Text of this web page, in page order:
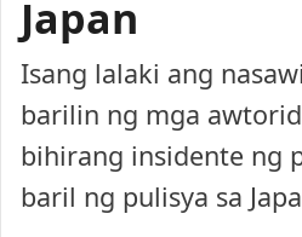
Japan
Isang lalaki ang
barilin ng mga
bihirang insidente ng
baril ng pulisya sa